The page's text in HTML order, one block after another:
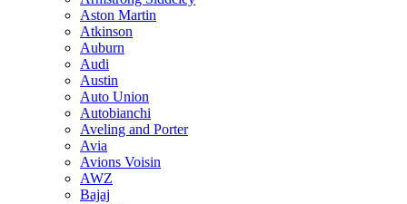
Aston Martin
Atkinson
Auburn
Audi
Austin
Auto Union
Autobianchi
Aveling and Porter
Avia
Avions Voisin
AWZ
Bajaj